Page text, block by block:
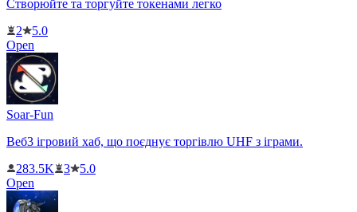
Створюйте та торгуйте токенами легко
2
5.0
Open
Soar-Fun
Веб3 ігровий хаб, що поєднує торгівлю UHF з іграми.
283.5K
3
5.0
Open